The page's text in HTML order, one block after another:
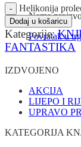
Nema
Povratak u
Helikonija
Dodaj u košaricu
Kategorije:
FANTASTIKA
IZDVOJENO
AKCIJA
LIJEPO I
UPRAVO
KATEGORIJA